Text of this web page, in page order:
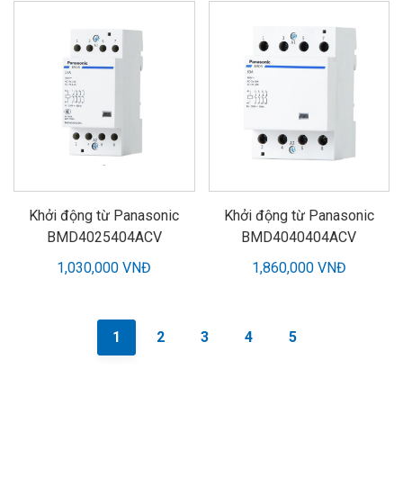
Khởi động từ Panasonic
BMD4025404ACV
1,030,000 VNĐ
Khởi động từ Panasonic
BMD4040404ACV
1,860,000 VNĐ
1 2 3 4 5